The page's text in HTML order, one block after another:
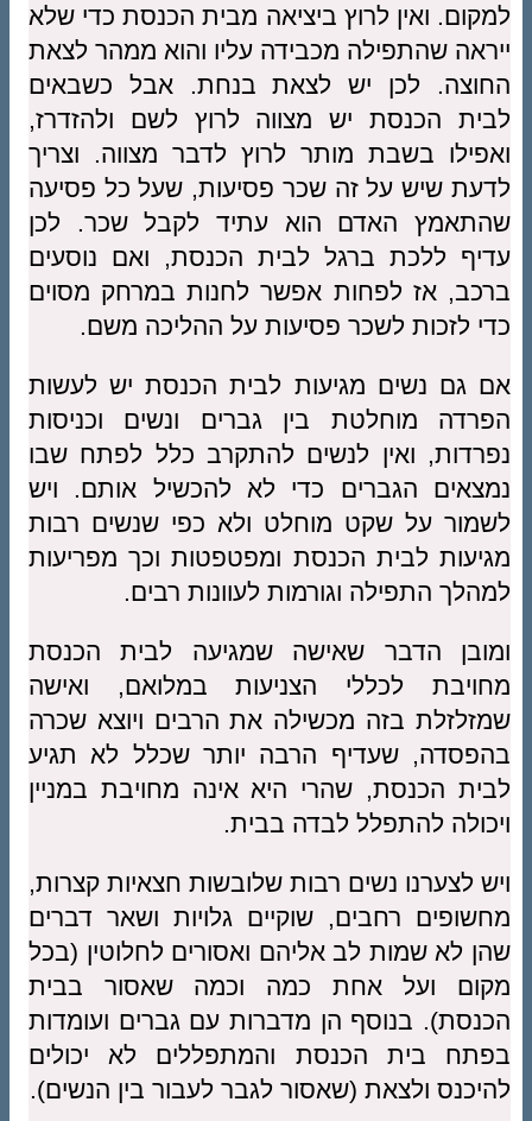
למקום. ואין לרוץ ביציאה מבית הכנסת כדי שלא
ייראה שהתפילה מכבידה עליו והוא ממהר לצאת
החוצה. לכן יש לצאת בנחת. אבל כשבאים
לבית הכנסת יש מצווה לרוץ לשם ולהזדרז,
ואפילו בשבת מותר לרוץ לדבר מצווה. וצריך
לדעת שיש על זה שכר פסיעות, שעל כל פסיעה
שהתאמץ האדם הוא עתיד לקבל שכר. לכן
עדיף ללכת ברגל לבית הכנסת, ואם נוסעים
ברכב, אז לפחות אפשר לחנות במרחק מסוים
כדי לזכות לשכר פסיעות על ההליכה משם.
אם גם נשים מגיעות לבית הכנסת יש לעשות
הפרדה מוחלטת בין גברים ונשים וכניסות
נפרדות, ואין לנשים להתקרב כלל לפתח שבו
נמצאים הגברים כדי לא להכשיל אותם. ויש
לשמור על שקט מוחלט ולא כפי שנשים רבות
מגיעות לבית הכנסת ומפטפטות וכך מפריעות
למהלך התפילה וגורמות לעוונות רבים.
ומובן הדבר שאישה שמגיעה לבית הכנסת
מחויבת לכללי הצניעות במלואם, ואישה
שמזלזלת בזה מכשילה את הרבים ויוצא שכרה
בהפסדה, שעדיף הרבה יותר שכלל לא תגיע
לבית הכנסת, שהרי היא אינה מחויבת במניין
ויכולה להתפלל לבדה בבית.
ויש לצערנו נשים רבות שלובשות חצאיות קצרות,
מחשופים רחבים, שוקיים גלויות ושאר דברים
שהן לא שמות לב אליהם ואסורים לחלוטין (בכל
מקום ועל אחת כמה וכמה שאסור בבית
הכנסת). בנוסף הן מדברות עם גברים ועומדות
בפתח בית הכנסת והמתפללים לא יכולים
להיכנס ולצאת (שאסור לגבר לעבור בין הנשים).